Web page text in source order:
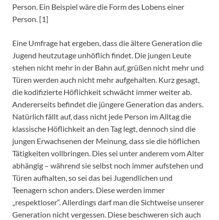
Person. Ein Beispiel wäre die Form des Lobens einer
Person. [1]
Eine Umfrage hat ergeben, dass die ältere Generation die
Jugend heutzutage unhöflich findet. Die jungen Leute
stehen nicht mehr in der Bahn auf, grüßen nicht mehr und
Türen werden auch nicht mehr aufgehalten. Kurz gesagt,
die kodifizierte Höflichkeit schwächt immer weiter ab.
Andererseits befindet die jüngere Generation das anders.
Natürlich fällt auf, dass nicht jede Person im Alltag die
klassische Höflichkeit an den Tag legt, dennoch sind die
jungen Erwachsenen der Meinung, dass sie die höflichen
Tätigkeiten vollbringen. Dies sei unter anderem vom Alter
abhängig – während sie selbst noch immer aufstehen und
Türen aufhalten, so sei das bei Jugendlichen und
Teenagern schon anders. Diese werden immer
„respektloser“. Allerdings darf man die Sichtweise unserer
Generation nicht vergessen. Diese beschweren sich auch